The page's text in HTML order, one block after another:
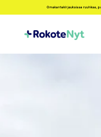
Omakantakirjauksissa ruuhkaa,